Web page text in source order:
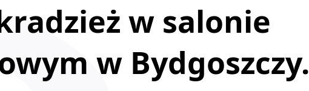
w salonie
w Bydgoszczy.